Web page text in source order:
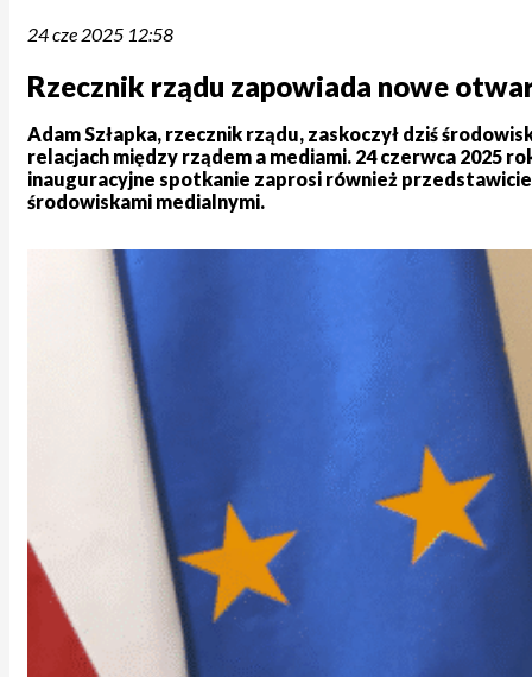
24 cze 2025 12:58
Rzecznik rządu zapowiada nowe
Adam Szłapka, rzecznik rządu, zaskoczył dziś
relacjach między rządem a mediami. 24 czerwca 2025
inauguracyjne spotkanie zaprosi również
środowiskami medialnymi.